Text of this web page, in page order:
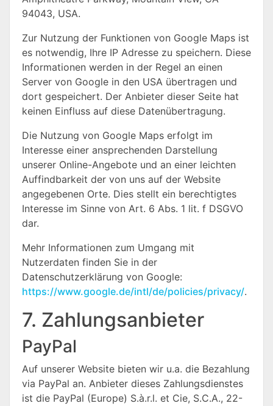
94043, USA.
Zur Nutzung der Funktionen von Google Maps ist
es notwendig, Ihre IP Adresse zu speichern. Diese
Informationen werden in der Regel an einen
Server von Google in den USA übertragen und
dort gespeichert. Der Anbieter dieser Seite hat
keinen Einfluss auf diese Datenübertragung.
Die Nutzung von Google Maps erfolgt im
Interesse einer ansprechenden Darstellung
unserer Online-Angebote und an einer leichten
Auffindbarkeit der von uns auf der Website
angegebenen Orte. Dies stellt ein berechtigtes
Interesse im Sinne von Art. 6 Abs. 1 lit. f DSGVO
dar.
Mehr Informationen zum Umgang mit
Nutzerdaten finden Sie in der
Datenschutzerklärung von Google:
https://www.google.de/intl/de/policies/privacy/.
7. Zahlungsanbieter
PayPal
Auf unserer Website bieten wir u.a. die Bezahlung
via PayPal an. Anbieter dieses Zahlungsdienstes
ist die PayPal (Europe) S.à.r.l. et Cie, S.C.A., 22-